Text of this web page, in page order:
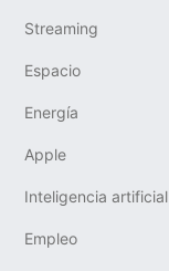
Streaming
Espacio
Energía
Apple
Inteligencia artificial
Empleo